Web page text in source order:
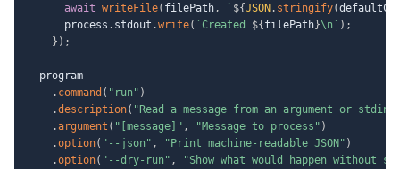
await writeFile( filePath, ` ${JSON . stringify(
      process
. stdout .write( ` Created ${ filePath}\n ` ) ;
} ) ;
  program
. command ( "run" )
.description( "Read a message from an argument or stdin"
.argument ( "[message]" , "Message to process" )
.option( "--json" , "Print machine-readable JSON" )
.option( "--dry-run" ,
"Show what would happen without